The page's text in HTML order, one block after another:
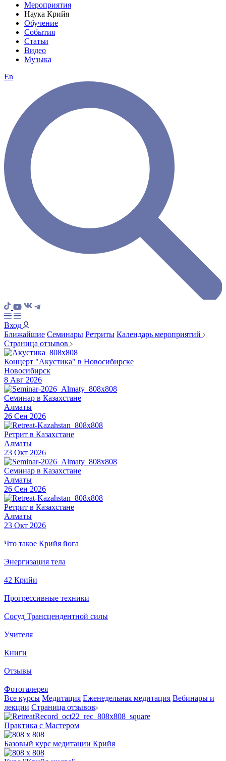
Мероприятия
Наука Крийя
Обучение
События
Статьи
Видео
Музыка
En
Вход
Ближайшие Семинары Ретриты Календарь мероприятий
Страница отзывов
Концерт "Акустика" в Новосибирске
Новосибирск
8 Авг 2026
Семинар в Казахстане
Алматы
26 Сен 2026
Ретрит в Казахстане
Алматы
23 Окт 2026
Семинар в Казахстане
Алматы
26 Сен 2026
Ретрит в Казахстане
Алматы
23 Окт 2026
Что такое Крийя йога
Энергизация тела
42 Крийи
Прогрессивные техники
Сосуд Трансцендентной силы
Учителя
Книги
Отзывы
Фотогалерея
Все курсы Медитация Еженедельная медитация Вебинары и
лекции Страница отзывов
Практика с Мастером
Базовый курс медитации Крийя